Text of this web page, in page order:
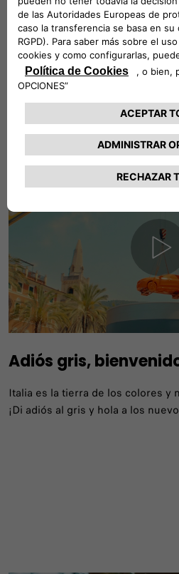
en el corazón de Fiat,
los orígenes.
Adiós gris,
Italia es la tierra de los colores y
¡Di adiós al gris y hola a los